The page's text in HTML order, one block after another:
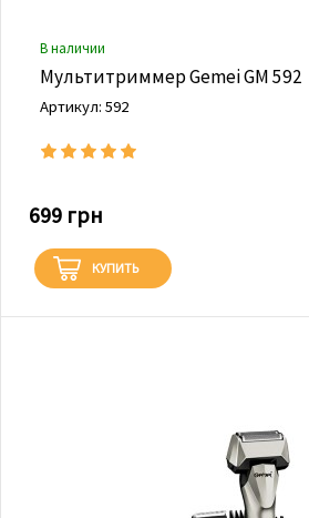
В наличии
Мультитриммер Gemei GM 592
Артикул: 592
699 грн
КУПИТЬ